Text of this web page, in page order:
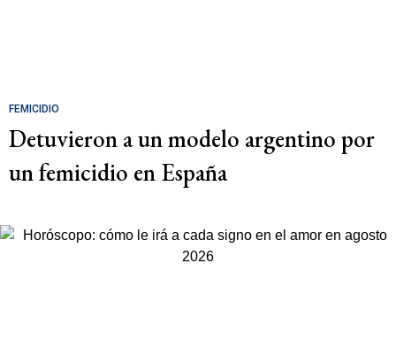
FEMICIDIO
Detuvieron a un modelo argentino por
un femicidio en España